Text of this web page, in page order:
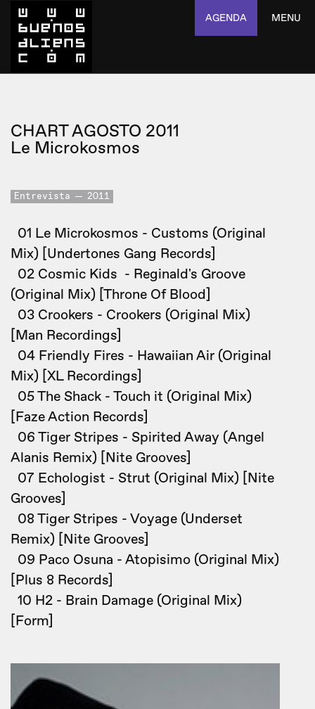
AGENDA MENU
CHART AGOSTO 2011
Le Microkosmos
Entrevista 2011
01 Le Microkosmos - Customs (Original
Mix) [Undertones Gang Records]
02 Cosmic Kids - Reginald's Groove
(Original Mix) [Throne Of Blood]
03 Crookers - Crookers (Original Mix)
[Man Recordings]
04 Friendly Fires - Hawaiian Air (Original
Mix) [XL Recordings]
05 The Shack - Touch it (Original Mix)
[Faze Action Records]
06 Tiger Stripes - Spirited Away (Angel
Alanis Remix) [Nite Grooves]
07 Echologist - Strut (Original Mix) [Nite
Grooves]
08 Tiger Stripes - Voyage (Underset
Remix) [Nite Grooves]
09 Paco Osuna - Atopisimo (Original Mix)
[Plus 8 Records]
10 H2 - Brain Damage (Original Mix)
[Form]